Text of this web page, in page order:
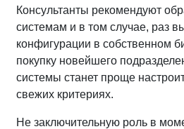
Консультанты рекомендуют
системам и в том случае, раз
конфигурации в собственном
покупку новейшего
системы станет проще
свежих критериях.
Не заключительную роль в